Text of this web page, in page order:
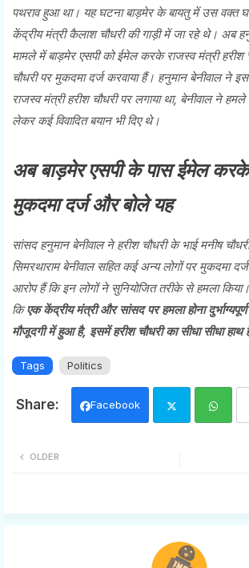
पथराव हुआ था। यह घटना बाड़मेर के बायतु में उस वक्त
केंद्रीय मंत्री कैलाश चौधरी की गाड़ी में जा रहे थे। अब
मामले में बाड़मेर एसपी को ईमेल करके राजस्व मंत्री हरीश
चौधरी पर मुकदमा दर्ज करवाया हैं। हनुमान बेनीवाल ने
राजस्व मंत्री हरीश चौधरी पर लगाया था, बेनीवाल ने
लेकर कई विवादित बयान भी दिए थे।
अब बाड़मेर एसपी के पास ईमेल करके
मुकदमा दर्ज और बोले यह
सांसद हनुमान बेनीवाल ने हरीश चौधरी के भाई मनीष
सिमरथाराम बेनीवाल सहित कई अन्य लोगों पर मुकदमा
आरोप हैं कि इन लोगों ने सुनियोजित तरीके से हमला
किएक केंद्रीय मंत्री और सांसद पर हमला होना
मौजूदगी में हुआ है, इसमें हरीश चौधरी का सीधा सीधा हाथ
Tags Politics
Facebook
OLDER